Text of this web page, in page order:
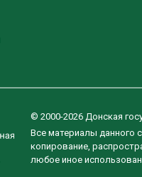
© 2000-2026 Донская
Все материалы данного
копирование,
любое иное